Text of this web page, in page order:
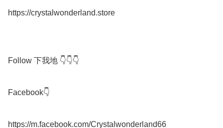
https://crystalwonderland.store
Follow 下我地 👇👇👇
Facebook👇
https://m.facebook.com/Crystalwonderland66